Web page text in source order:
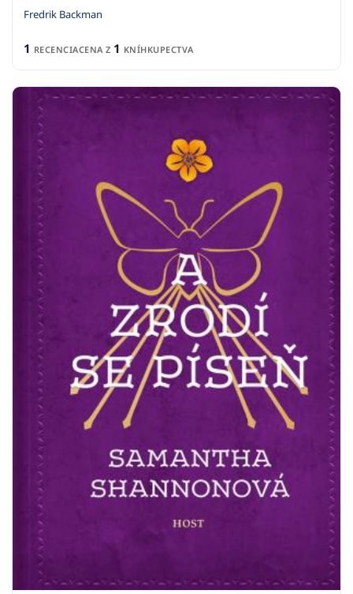
Fredrik Backman
1 RECENCIACENA Z 1 KNÍHKUPECTVA